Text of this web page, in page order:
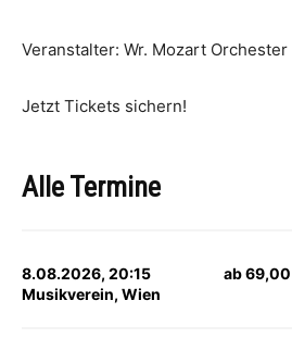
Veranstalter: Wr. Mozart Orchester
Jetzt Tickets sichern!
Alle Termine
8.08.2026, 20:15
Musikverein, Wien
ab